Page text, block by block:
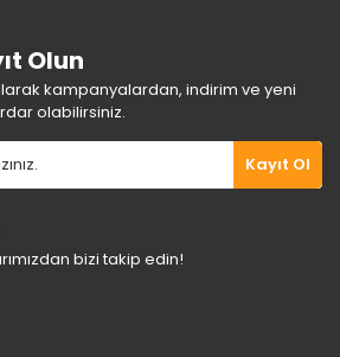
Olun
kampanyalardan, indirim ve yeni
olabilirsiniz.
Kayıt Ol
bizi takip edin!